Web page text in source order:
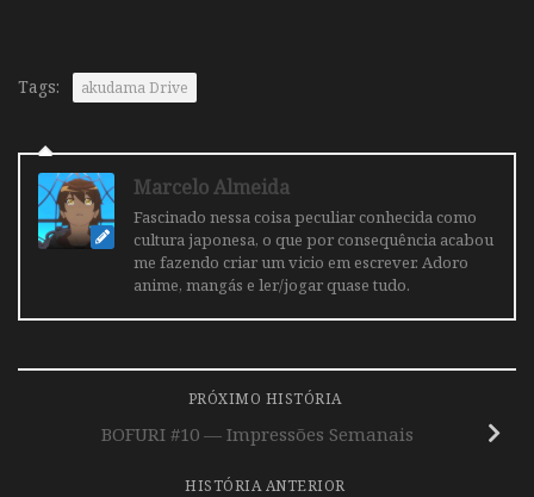
Tags: akudama Drive
Marcelo Almeida
Fascinado nessa coisa peculiar conhecida como
cultura japonesa, o que por consequência acabou
me fazendo criar um vicio em escrever. Adoro
anime, mangás e ler/jogar quase tudo.
PRÓXIMO HISTÓRIA
BOFURI #10 — Impressões Semanais
HISTÓRIA ANTERIOR